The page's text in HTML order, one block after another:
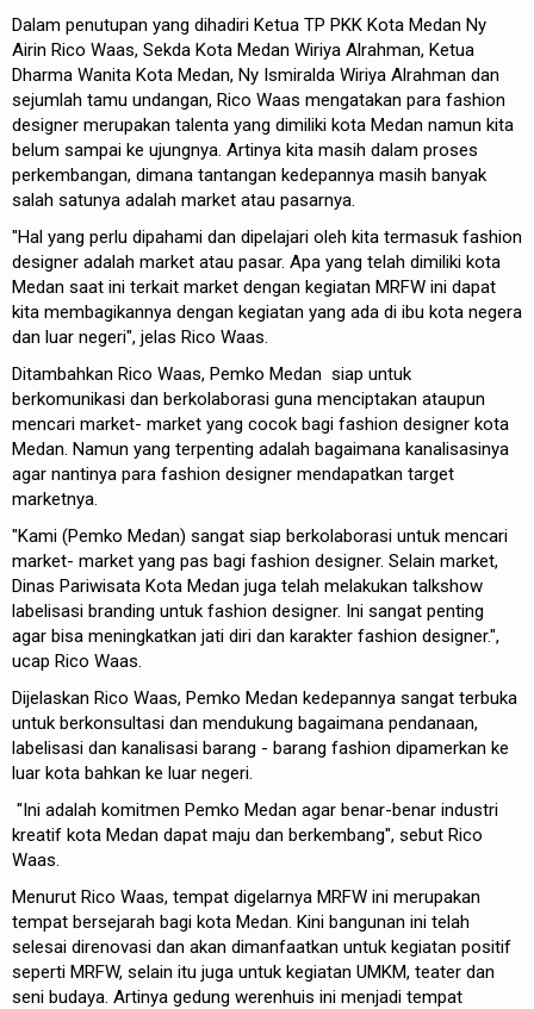
Dalam penutupan yang dihadiri Ketua TP PKK Kota Medan Ny
Airin Rico Waas, Sekda Kota Medan Wiriya Alrahman, Ketua
Dharma Wanita Kota Medan, Ny Ismiralda Wiriya Alrahman dan
sejumlah tamu undangan, Rico Waas mengatakan para fashion
designer merupakan talenta yang dimiliki kota Medan namun kita
belum sampai ke ujungnya. Artinya kita masih dalam proses
perkembangan, dimana tantangan kedepannya masih banyak
salah satunya adalah market atau pasarnya.
"Hal yang perlu dipahami dan dipelajari oleh kita termasuk fashion
designer adalah market atau pasar. Apa yang telah dimiliki kota
Medan saat ini terkait market dengan kegiatan MRFW ini dapat
kita membagikannya dengan kegiatan yang ada di ibu kota negera
dan luar negeri", jelas Rico Waas.
Ditambahkan Rico Waas, Pemko Medan siap untuk
berkomunikasi dan berkolaborasi guna menciptakan ataupun
mencari market- market yang cocok bagi fashion designer kota
Medan. Namun yang terpenting adalah bagaimana kanalisasinya
agar nantinya para fashion designer mendapatkan target
marketnya.
"Kami (Pemko Medan) sangat siap berkolaborasi untuk mencari
market- market yang pas bagi fashion designer. Selain market,
Dinas Pariwisata Kota Medan juga telah melakukan talkshow
labelisasi branding untuk fashion designer. Ini sangat penting
agar bisa meningkatkan jati diri dan karakter fashion designer.",
ucap Rico Waas.
Dijelaskan Rico Waas, Pemko Medan kedepannya sangat terbuka
untuk berkonsultasi dan mendukung bagaimana pendanaan,
labelisasi dan kanalisasi barang - barang fashion dipamerkan ke
luar kota bahkan ke luar negeri.
"Ini adalah komitmen Pemko Medan agar benar-benar industri
kreatif kota Medan dapat maju dan berkembang", sebut Rico
Waas.
Menurut Rico Waas, tempat digelarnya MRFW ini merupakan
tempat bersejarah bagi kota Medan. Kini bangunan ini telah
selesai direnovasi dan akan dimanfaatkan untuk kegiatan positif
seperti MRFW, selain itu juga untuk kegiatan UMKM, teater dan
seni budaya. Artinya gedung werenhuis ini menjadi tempat